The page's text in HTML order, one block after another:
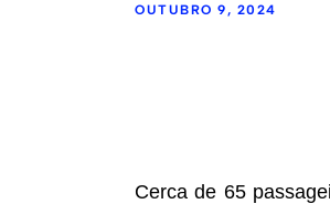
OUTUBRO 9, 2024
Cerca de 65